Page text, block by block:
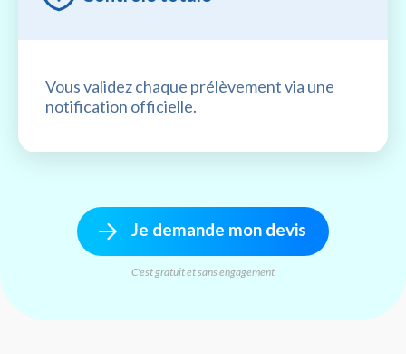
Vous validez chaque prélèvement via une
notification officielle.
Je demande mon devis
C'est gratuit et sans engagement